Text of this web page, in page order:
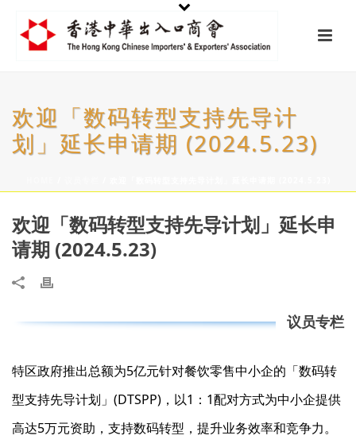
欢迎「数码转型支持先导计
划」延长申请期 (2024.5.23)
欢迎「数码转型支持先导计划」延长申
请期 (2024.5.23)
议员专栏
特区政府推出总额为5亿元针对餐饮零售中小企的「数码转
型支持先导计划」(DTSPP)，以1：1配对方式为中小企提供
高达5万元资助，支持数码转型，提升业务效率和竞争力。